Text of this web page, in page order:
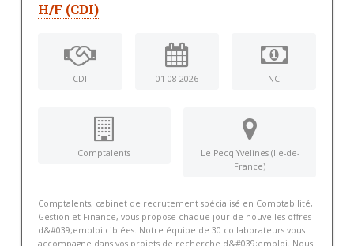
H/F (CDI)
CDI 01-08-2026 NC
Comptalents
Le Pecq Yvelines (Ile-de-
France)
Comptalents, cabinet de recrutement spécialisé en Comptabilité,
Gestion et Finance, vous propose chaque jour de nouvelles offres
d&#039;emploi ciblées. Notre équipe de 30 collaborateurs vous
accompagne dans vos projets de recherche d&#039;emploi. Nous